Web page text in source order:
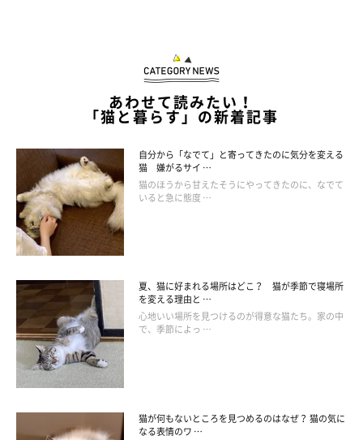
猫の体ってこんなに長いっけ？（笑）
あわせて読みたい！
「猫と暮らす」の新着記事
自分から「なでて」と寄ってきたのに気分を変える
猫 嫌がるサイ …
猫のほうから甘えたそうにやってきたのに、なでて
いると急に態度 …
夏、猫に好まれる場所はどこ？ 猫が季節で寝場所
を変える理由と …
心地いい場所を見つけるのが得意な猫たち。家の中
で、季節によっ …
猫が何もないところを見つめるのはなぜ？ 猫の気に
なる表情のワ …